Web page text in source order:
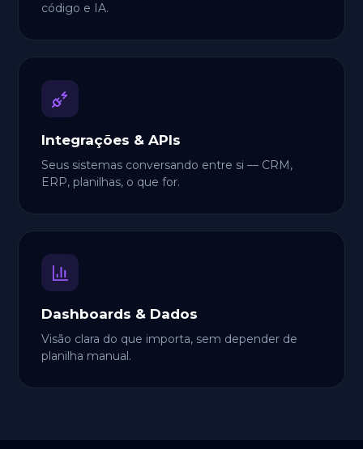
código e IA.
Integrações & APIs
Seus sistemas conversando entre si — CRM,
ERP, planilhas, o que for.
Dashboards & Dados
Visão clara do que importa, sem depender de
planilha manual.